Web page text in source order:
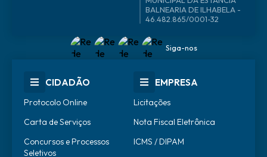
46.482.865/0001-32
Siga-nos
CIDADÃO
Protocolo Online
Carta de Serviços
Concursos e Processos
Seletivos
EMPRESA
Licitações
Nota Fiscal Eletrônica
ICMS / DIPAM